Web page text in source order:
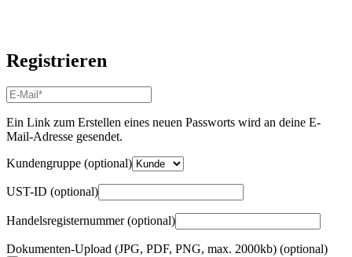
Registrieren
E-
Mail-
Adresse*
Erforderlich
Ein Link zum Erstellen eines neuen Passworts wird an deine E-
Mail-Adresse gesendet.
Kundengruppe (optional)
UST-ID (optional)
Handelsregisternummer(optional)
Dokumenten-Upload (JPG, PDF, PNG, max. 2000kb) (optional)